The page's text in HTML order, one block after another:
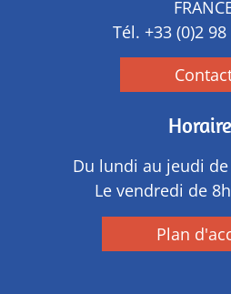
Tél. +33 (0)2
Du lundi au jeudi
Le vendredi de
Plan